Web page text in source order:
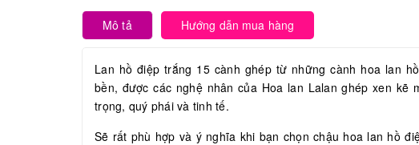
Mô tả Hướng dẫn mua hàng
Lan hồ điệp trắng 15 cành ghép từ những cành hoa lan
bền, được các nghệ nhân của Hoa lan Lalan ghép xen
trọng, quý phái và tinh tế.
Sẽ rất phù hợp và ý nghĩa khi bạn chọn chậu hoa lan hồ